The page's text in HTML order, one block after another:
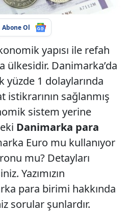
Abone Ol
yapısı ile refah
ülkesidir. Danimarka’da
yüzde 1 dolaylarında
istikrarının sağlanmış
sistem yerine
Danimarka para
Euro mu kullanıyor
mu? Detayları
Yazımızın
para birimi hakkında
sorular şunlardır.